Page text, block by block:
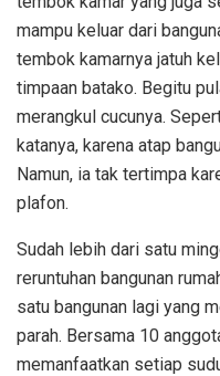
mampu keluar dari
tembok kamarnya jatuh
timpaan batako. Begitu
merangkul cucunya.
katanya, karena atap
Namun, ia tak tertimpa
plafon.
Sudah lebih dari satu
reruntuhan bangunan
satu bangunan lagi yang
parah. Bersama 10
memanfaatkan setiap